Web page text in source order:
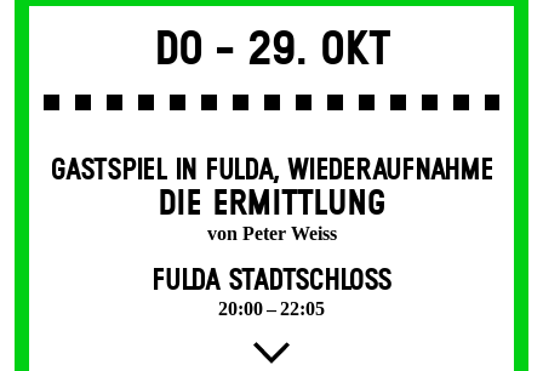
Do - 29. Okt
GASTSPIEL IN FULDA,WIEDERAUFNAHME
DIE ERMITTLUNG
von Peter Weiss
FULDA STADTSCHLOSS
20:00 – 22:05